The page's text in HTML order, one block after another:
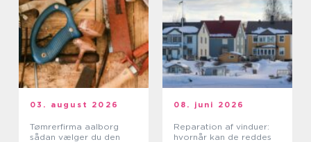
03. august 2026
Tømrerfirma aalborg
sådan vælger du den
08. juni 2026
Reparation af vinduer:
hvornår kan de reddes